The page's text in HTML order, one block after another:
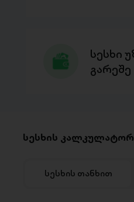
სესხი
გარეშე
სესხის
სესხის თანხით